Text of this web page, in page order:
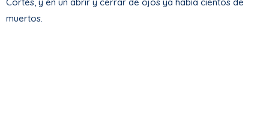
Cortés, y en un abrir y cerrar de ojos ya había cientos de
muertos.